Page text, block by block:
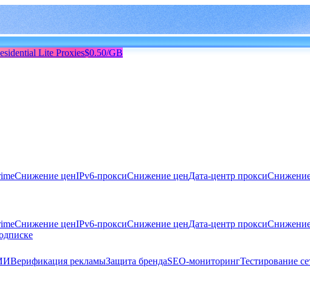
Lite Proxies$0.50/GB
Снижение ценIPv6-проксиСнижение ценДата-центр прокси
Снижение ценIPv6-проксиСнижение ценДата-центр прокси
Верификация рекламыЗащита брендаSEO-мониторингТестирование